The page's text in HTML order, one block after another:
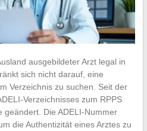
ausgebildeter Arzt legal in
sich nicht darauf, eine
Verzeichnis zu suchen. Seit der
Verzeichnisses zum RPPS
geändert. Die ADELI-Nummer
die Authentizität eines Arztes zu